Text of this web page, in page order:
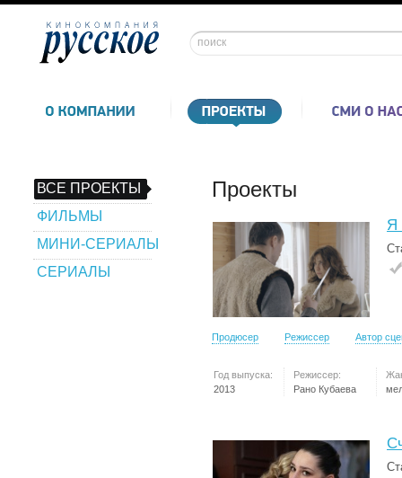
ВСЕ ПРОЕКТЫ
ФИЛЬМЫ
МИНИ-СЕРИАЛЫ
СЕРИАЛЫ
Проекты
Я
Продюсер Режиссер Автор
Год выпуска:
2013
Режиссер:
Рано Кубаева